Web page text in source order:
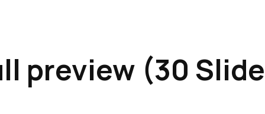
preview (30